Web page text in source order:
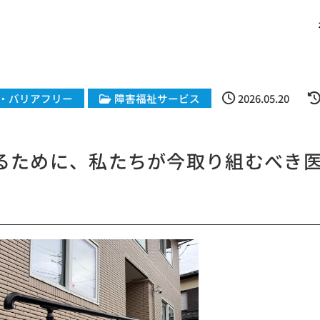
バリアフリー 障害福祉サービス 2026.05.20
めに、私たちが今取り組むべき